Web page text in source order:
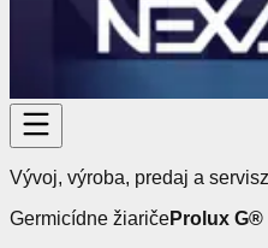
Vývoj, výroba, predaj a servis
Germicídne žiaričeProlux G®